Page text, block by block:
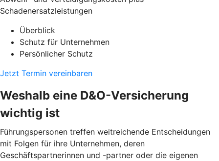
Schadenersatzleistungen
Überblick
Schutz für Unternehmen
Persönlicher Schutz
Jetzt Termin vereinbaren
Weshalb eine D&O-Versicherung
wichtig ist
Führungspersonen treffen weitreichende Entscheidungen
mit Folgen für ihre Unternehmen, deren
Geschäftspartnerinnen und -partner oder die eigenen